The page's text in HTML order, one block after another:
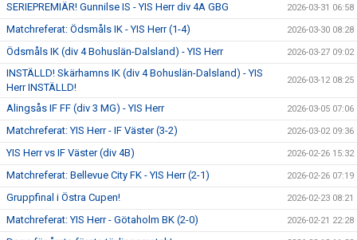
SERIEPREMIÄR! Gunnilse IS - YIS Herr div 4A GBG 2026-03-31 06:58
Matchreferat: Ödsmåls IK - YIS Herr (1-4) 2026-03-30 08:28
Ödsmåls IK (div 4 Bohuslän-Dalsland) - YIS Herr 2026-03-27 09:02
INSTÄLLD! Skärhamns IK (div 4 Bohuslän-Dalsland) - YIS
Herr INSTÄLLD!
2026-03-12 08:25
Alingsås IF FF (div 3 MG) - YIS Herr 2026-03-05 07:06
Matchreferat: YIS Herr - IF Väster (3-2) 2026-03-02 09:36
YIS Herr vs IF Väster (div 4B) 2026-02-26 15:32
Matchreferat: Bellevue City FK - YIS Herr (2-1) 2026-02-26 07:19
Gruppfinal i Östra Cupen! 2026-02-23 08:21
Matchreferat: YIS Herr - Götaholm BK (2-0) 2026-02-21 22:28